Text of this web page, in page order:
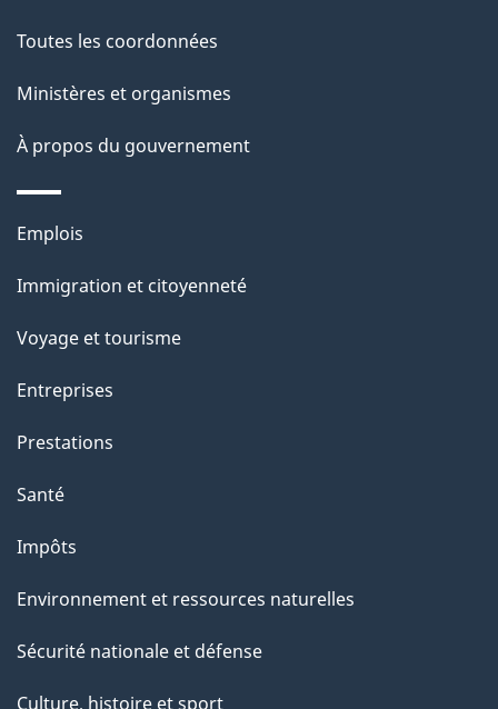
l
s
d
e
l
a
p
a
g
e
de
ce
site
Toutes les coordonnées
Ministères et organismes
À propos du gouvernement
Thèmes
sujets
Emplois
Immigration et citoyenneté
Voyage et tourisme
Entreprises
Prestations
Santé
Impôts
Environnement et ressources naturelles
Sécurité nationale et défense
Culture, histoire et sport